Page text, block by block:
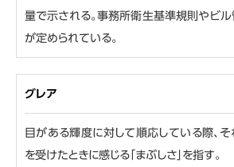
量で示される。事務所衛生基準規則やビ
が定められている。
グレア
目がある輝度に対して順応している際、
を受けたときに感じる「まぶしさ」を指す。